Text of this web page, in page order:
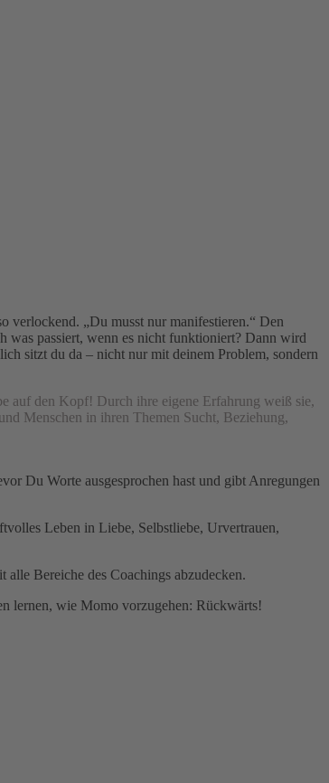
verlockend. „Du musst nur manifestieren.“ Den
was passiert, wenn es nicht funktioniert? Dann wird
sitzt du da – nicht nur mit deinem Problem, sondern
auf den Kopf! Durch ihre eigene Erfahrung weiß sie,
Menschen in ihren Themen Sucht, Beziehung,
Du Worte ausgesprochen hast und gibt Anregungen
Leben in Liebe, Selbstliebe, Urvertrauen,
Bereiche des Coachings abzudecken.
lernen, wie Momo vorzugehen: Rückwärts!